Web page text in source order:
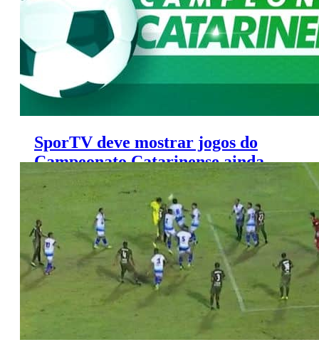
SporTV deve mostrar jogos do
Campeonato Catarinense ainda
este ano